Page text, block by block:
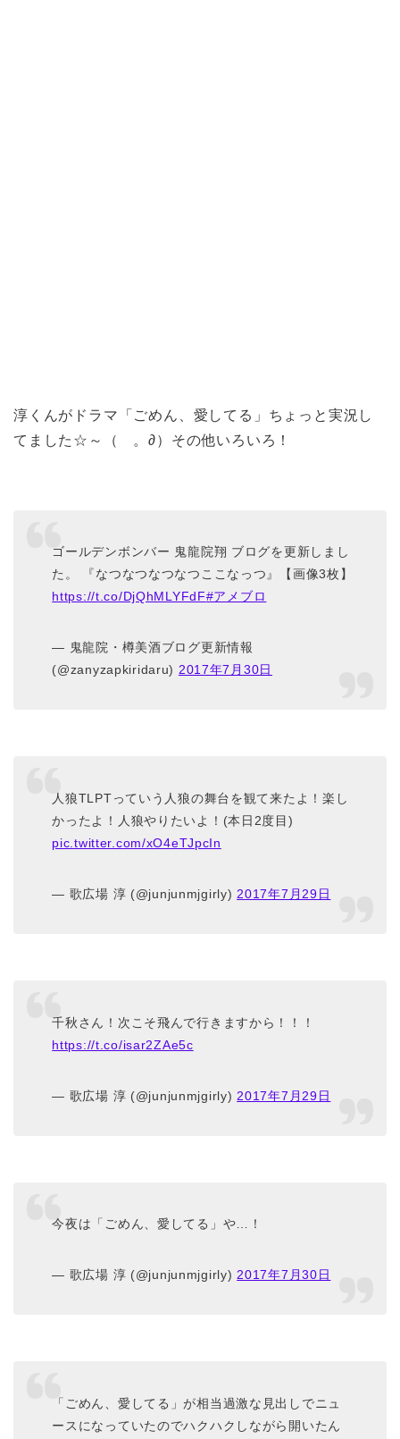
淳くんがドラマ「ごめん、愛してる」ちょっと実況し
てました☆～（ゝ。∂）その他いろいろ！
ゴールデンボンバー 鬼龍院翔 ブログを更新しまし
た。 『なつなつなつなつここなっつ』【画像3枚】
https://t.co/DjQhMLYFdF#アメブロ
— 鬼龍院・樽美酒ブログ更新情報
(@zanyzapkiridaru) 2017年7月30日
人狼TLPTっていう人狼の舞台を観て来たよ！楽し
かったよ！人狼やりたいよ！(本日2度目)
pic.twitter.com/xO4eTJpcIn
— 歌広場 淳 (@junjunmjgirly) 2017年7月29日
千秋さん！次こそ飛んで行きますから！！！
https://t.co/isar2ZAe5c
— 歌広場 淳 (@junjunmjgirly) 2017年7月29日
今夜は「ごめん、愛してる」や…！
— 歌広場 淳 (@junjunmjgirly)2017年7月30日
「ごめん、愛してる」が相当過激な見出しでニュ
ースになっていたのでハクハクしながら開いたん